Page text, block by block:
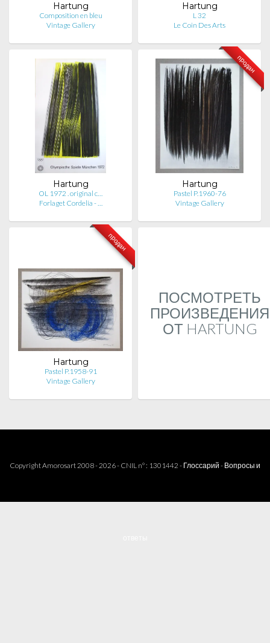
Hartung
Composition en bleu
Vintage Gallery
Hartung
L 32
Le Coin Des Arts
Hartung
OL 1972 . original c…
Forlaget Cordelia - …
продан
Hartung
Pastel P.1960-76
Vintage Gallery
продан
Hartung
Pastel P.1958-91
Vintage Gallery
ПОСМОТРЕТЬ
ПРОИЗВЕДЕНИЯ
ОТ HARTUNG
Copyright Amorosart 2008 - 2026 - CNIL n° : 1301442 - Глоссарий - Вопросы и